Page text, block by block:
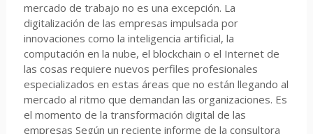
mercado de trabajo no es una excepción. La
digitalización de las empresas impulsada por
innovaciones como la inteligencia artificial, la
computación en la nube, el blockchain o el Internet de
las cosas requiere nuevos perfiles profesionales
especializados en estas áreas que no están llegando al
mercado al ritmo que demandan las organizaciones. Es
el momento de la transformación digital de las
empresas Según un reciente informe de la consultora